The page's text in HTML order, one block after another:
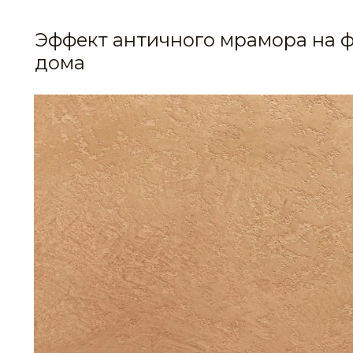
Эффект античного мрамора на
дома